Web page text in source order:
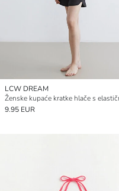
LCW DREAM
9.95 EUR